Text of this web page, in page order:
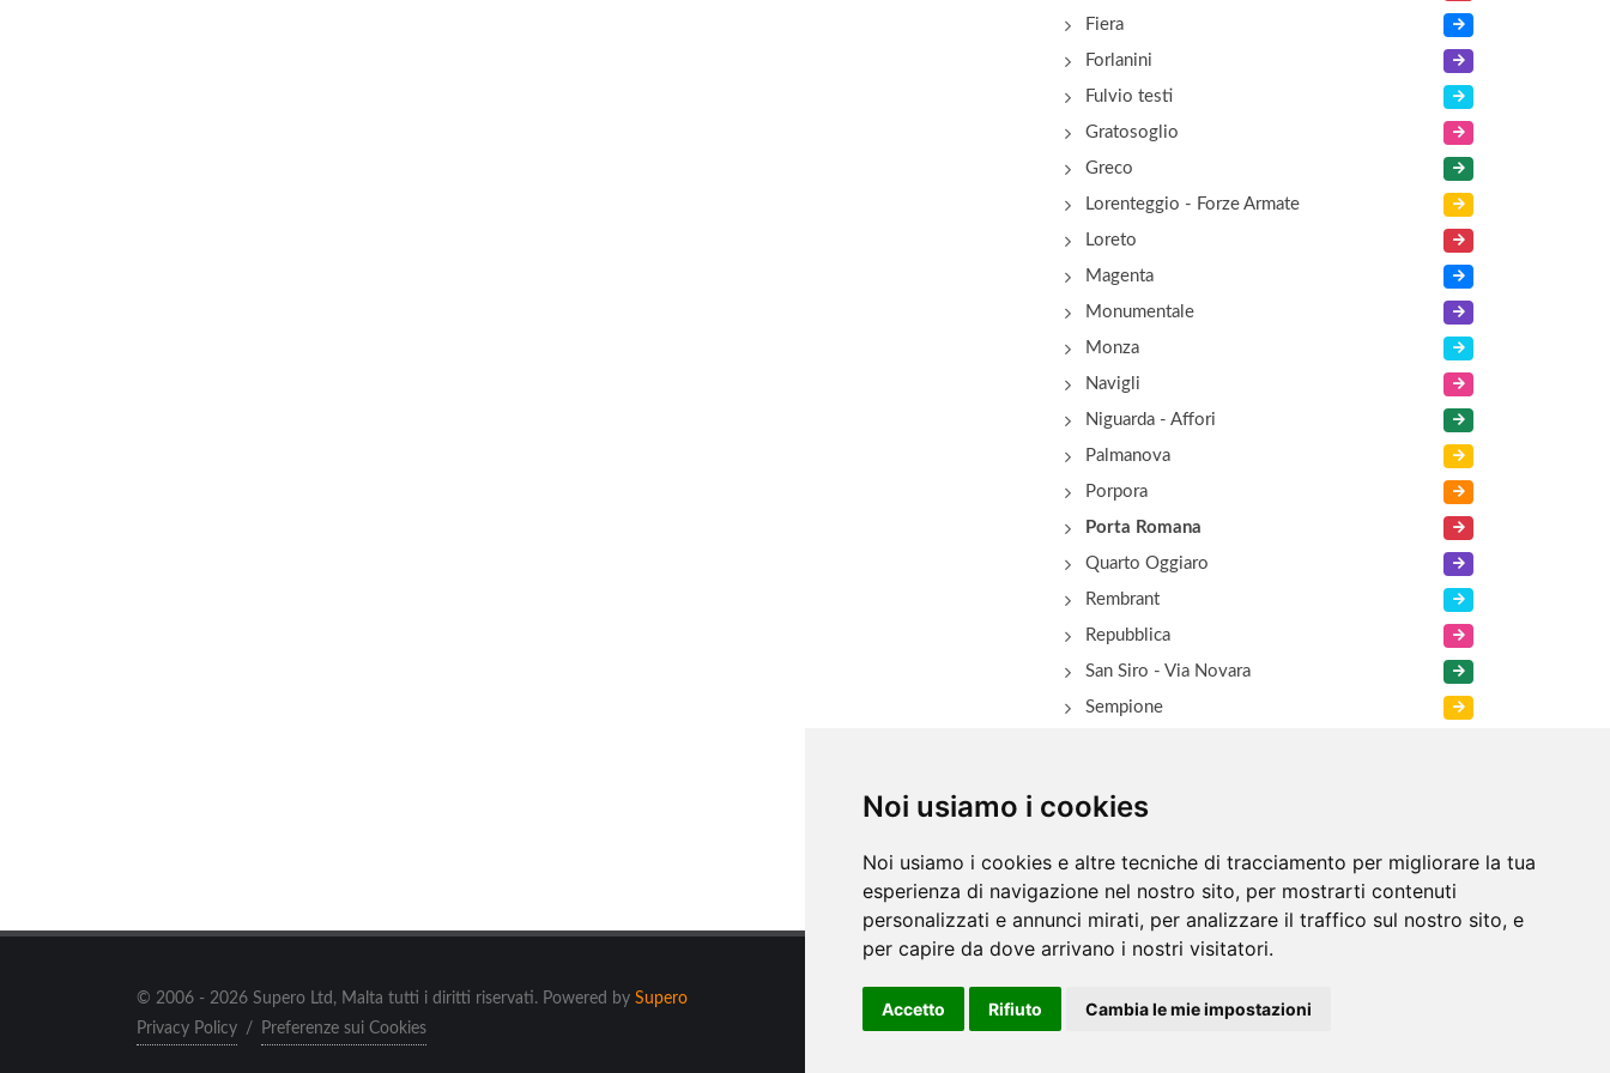
Noi usiamo i cookies
Noi usiamo i cookies e altre tecniche di tracciamento per migliorare la tua
esperienza di navigazione nel nostro sito, per mostrarti contenuti
personalizzati e annunci mirati, per analizzare il traffico sul nostro sito, e
per capire da dove arrivano i nostri visitatori.
Accetto Rifiuto Cambia le mie impostazioni
Fiera
Forlanini
Fulvio testi
Gratosoglio
Greco
Lorenteggio - Forze Armate
Loreto
Magenta
Monumentale
Monza
Navigli
Niguarda - Affori
Palmanova
Porpora
Porta Romana
Quarto Oggiaro
Rembrant
Repubblica
San Siro - Via Novara
Sempione
Zara
© 2006 - 2026 Supero Ltd, Malta tutti i diritti riservati. Powered by Supero
Privacy Policy / Preferenze sui Cookies
Informazioni /